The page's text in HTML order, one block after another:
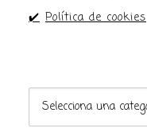
✔️ Política de cookies
Selecciona
una